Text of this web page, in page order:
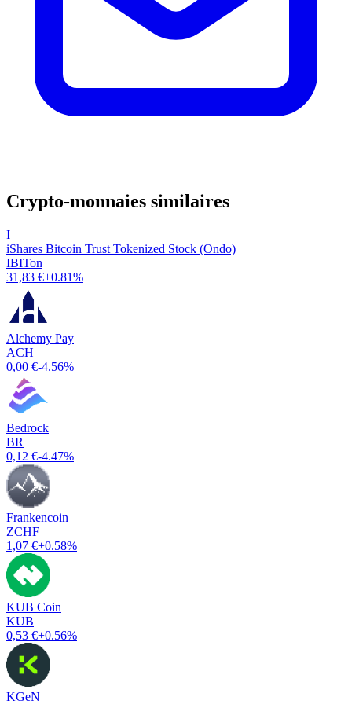
Crypto-monnaies similaires
I
iShares Bitcoin Trust Tokenized Stock (Ondo)
IBITon
31,83 €+0.81%
Alchemy Pay
ACH
0,00 €-4.56%
Bedrock
BR
0,12 €-4.47%
Frankencoin
ZCHF
1,07 €+0.58%
KUB Coin
KUB
0,53 €+0.56%
KGeN